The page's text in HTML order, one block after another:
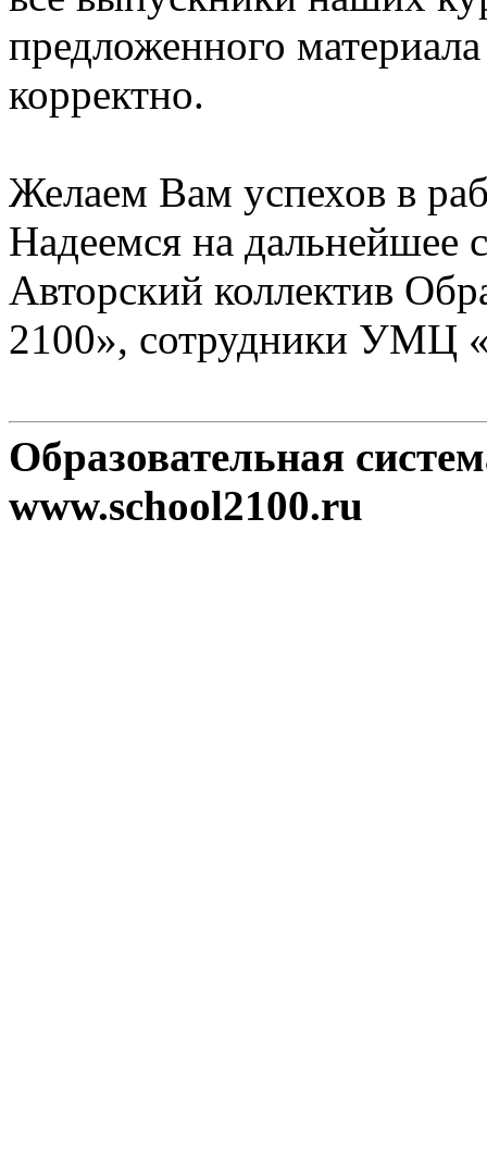
предложенного
корректно.
Желаем Вам успехов в
Надеемся на дальнейшее
Авторский коллектив
2100», сотрудники УМЦ
Образовательная
www.school2100.ru